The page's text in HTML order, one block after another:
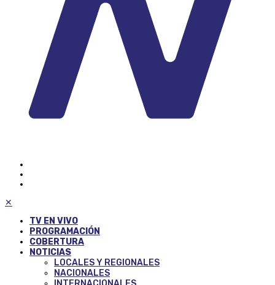
✕
TV EN VIVO
PROGRAMACIÓN
COBERTURA
NOTICIAS
LOCALES Y REGIONALES
NACIONALES